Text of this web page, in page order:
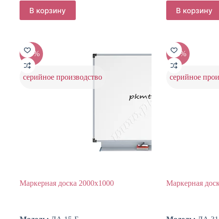
цена
составляла
4273 ₽.
цена:
3846 ₽.
В корзину В корзину
-10%
серийное производство
Маркерная доска 2000х1000
-10%
серийное
Маркерная